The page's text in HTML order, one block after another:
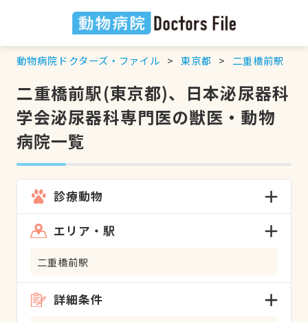
動物病院ドクターズ・ファイル 東京都 二重橋前駅
二重橋前駅(東京都)、日本泌尿器科
学会泌尿器科専門医の獣医・動物
病院一覧
診療動物
エリア・駅
二重橋前駅
詳細条件